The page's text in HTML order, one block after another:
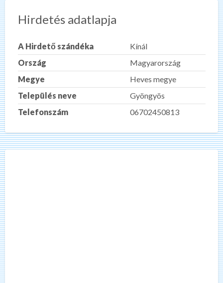
Hirdetés adatlapja
A Hirdető szándéka
Kínál
Ország
Magyarország
Megye
Heves megye
Település neve
Gyöngyös
Telefonszám
06702450813